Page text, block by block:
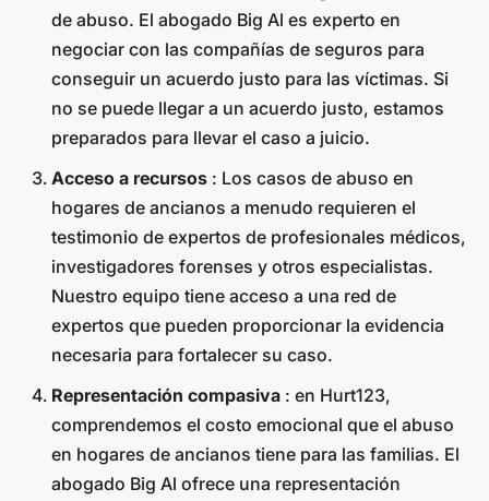
de abuso. El abogado Big Al es experto en
negociar con las compañías de seguros para
conseguir un acuerdo justo para las víctimas. Si
no se puede llegar a un acuerdo justo, estamos
preparados para llevar el caso a juicio.
Acceso a recursos : Los casos de abuso en
hogares de ancianos a menudo requieren el
testimonio de expertos de profesionales médicos,
investigadores forenses y otros especialistas.
Nuestro equipo tiene acceso a una red de
expertos que pueden proporcionar la evidencia
necesaria para fortalecer su caso.
Representación compasiva : en Hurt123,
comprendemos el costo emocional que el abuso
en hogares de ancianos tiene para las familias. El
abogado Big Al ofrece una representación